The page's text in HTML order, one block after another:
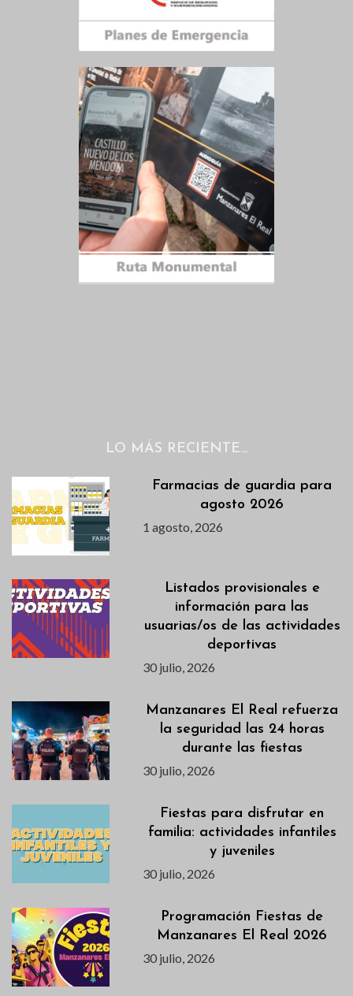
LO MÁS RECIENTE…
Farmacias de guardia para
agosto 2026
1 agosto, 2026
Listados provisionales e
información para las
usuarias/os de las actividades
deportivas
30 julio, 2026
Manzanares El Real refuerza
la seguridad las 24 horas
durante las fiestas
30 julio, 2026
Fiestas para disfrutar en
familia: actividades infantiles
y juveniles
30 julio, 2026
Programación Fiestas de
Manzanares El Real 2026
30 julio, 2026